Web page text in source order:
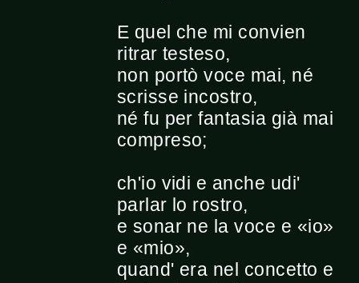
E quel che mi convien
ritrar testeso,
non portò voce mai, né
scrisse incostro,
né fu per fantasia già mai
compreso;
ch'io vidi e anche udi'
parlar lo rostro,
e sonar ne la voce e «io»
e «mio»,
quand' era nel concetto e